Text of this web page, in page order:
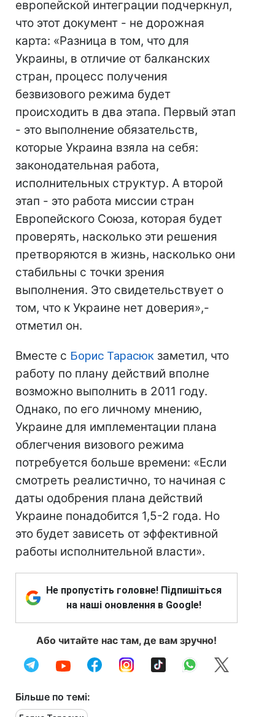
европейской интеграции подчеркнул,
что этот документ - не дорожная
карта: «Разница в том, что для
Украины, в отличие от балканских
стран, процесс получения
безвизового режима будет
происходить в два этапа. Первый этап
- это выполнение обязательств,
которые Украина взяла на себя:
законодательная работа,
исполнительных структур. А второй
этап - это работа миссии стран
Европейского Союза, которая будет
проверять, насколько эти решения
претворяются в жизнь, насколько они
стабильны с точки зрения
выполнения. Это свидетельствует о
том, что к Украине нет доверия»,-
отметил он.
Вместе с Борис Тарасюк заметил, что
работу по плану действий вполне
возможно выполнить в 2011 году.
Однако, по его личному мнению,
Украине для имплементации плана
облегчения визового режима
потребуется больше времени: «Если
смотреть реалистично, то начиная с
даты одобрения плана действий
Украине понадобится 1,5-2 года. Но
это будет зависеть от эффективной
работы исполнительной власти».
Не пропустіть головне! Підпишіться
на наші оновлення в Google!
Або читайте нас там, де вам зручно!
Більше по темі: